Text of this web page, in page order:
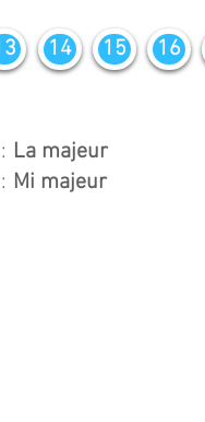
La majeur
Mi majeur
14 15 16